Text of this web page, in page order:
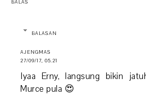
BALAS
BALASAN
AJENGMAS
27/09/17, 05.21
Iyaa Erny, langsung bikin
Murce pula 😍